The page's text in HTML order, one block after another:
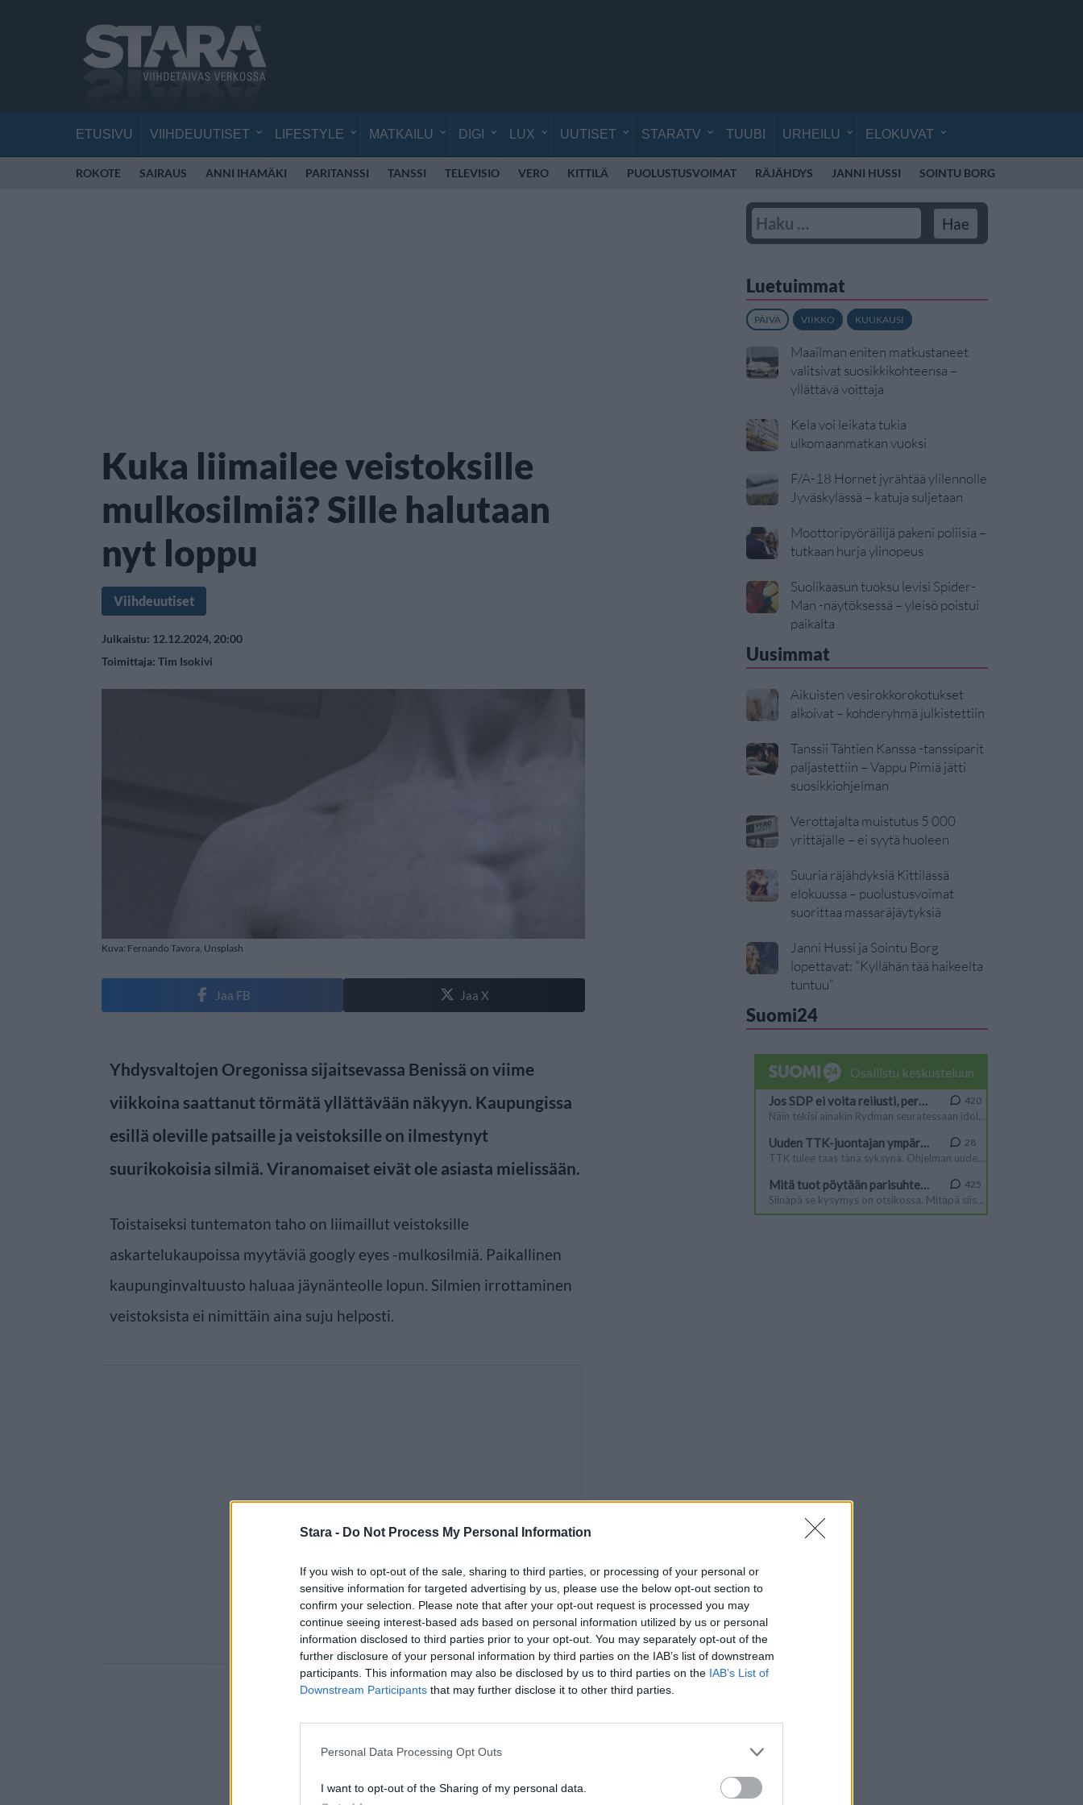
Stara - Do Not Process My Personal Information
If you wish to opt-out of the sale, sharing to third parties, or processing of your personal or
sensitive information for targeted advertising by us, please use the below opt-out section to
confirm your selection. Please note that after your opt-out request is processed you may
continue seeing interest-based ads based on personal information utilized by us or personal
information disclosed to third parties prior to your opt-out. You may separately opt-out of the
further disclosure of your personal information by third parties on the IAB’s list of downstream
participants. This information may also be disclosed by us to third parties on the IAB’s List of
Downstream Participants that may further disclose it to other third parties.
Personal Data Processing Opt Outs
I want to opt-out of the Sharing of my personal data.
ETUSIVU VIIHDEUUTISET LIFESTYLE MATKAILU DIGI LUX UUTISET STARATV TUUBI URHEILU ELOKUVAT
ROKOTE SAIRAUS ANNI IHAMÄKI PARITANSSI TANSSI TELEVISIO VERO KITTILÄ PUOLUSTUSVOIMAT RÄJÄHDYS JANNI HUSSI SOINTU BORG
Kuka liimailee veistoksille
mulkosilmiä? Sille halutaan
nyt loppu
Viihdeuutiset
Julkaistu: 12.12.2024, 20:00
Toimittaja: Tim Isokivi
Kuva: Fernando Tavora, Unsplash
Jaa FB Jaa X
Yhdysvaltojen Oregonissa sijaitsevassa Benissä on viime
viikkoina saattanut törmätä yllättävään näkyyn. Kaupungissa
esillä oleville patsaille ja veistoksille on ilmestynyt
suurikokoisia silmiä. Viranomaiset eivät ole asiasta mielissään.
Toistaiseksi tuntematon taho on liimaillut veistoksille
askartelukaupoissa myytäviä googly eyes -mulkosilmiä. Paikallinen
kaupunginvaltuusto haluaa jäynänteolle lopun. Silmien irrottaminen
veistoksista ei nimittäin aina suju helposti.
Luetuimmat
PÄIVÄ VIIKKO KUUKAUSI
Maailman eniten matkustaneet
valitsivat suosikkikohteensa –
yllättävä voittaja
Kela voi leikata tukia
ulkomaanmatkan vuoksi
F/A-18 Hornet jyrähtää ylilennolle
Jyväskylässä – katuja suljetaan
Moottoripyöräilijä pakeni poliisia –
tutkaan hurja ylinopeus
Suolikaasun tuoksu levisi Spider-
Man -näytöksessä – yleisö poistui
paikalta
Uusimmat
Aikuisten vesirokkorokotukset
alkoivat – kohderyhmä julkistettiin
Tanssii Tähtien Kanssa -tanssiparit
paljastettiin – Vappu Pimiä jätti
suosikkiohjelman
Verottajalta muistutus 5 000
yrittäjälle – ei syytä huoleen
Suuria räjähdyksiä Kittilässä
elokuussa – puolustusvoimat
suorittaa massaräjäytyksiä
Janni Hussi ja Sointu Borg
lopettavat: ”Kyllähän tää haikeelta
tuntuu”
Suomi24